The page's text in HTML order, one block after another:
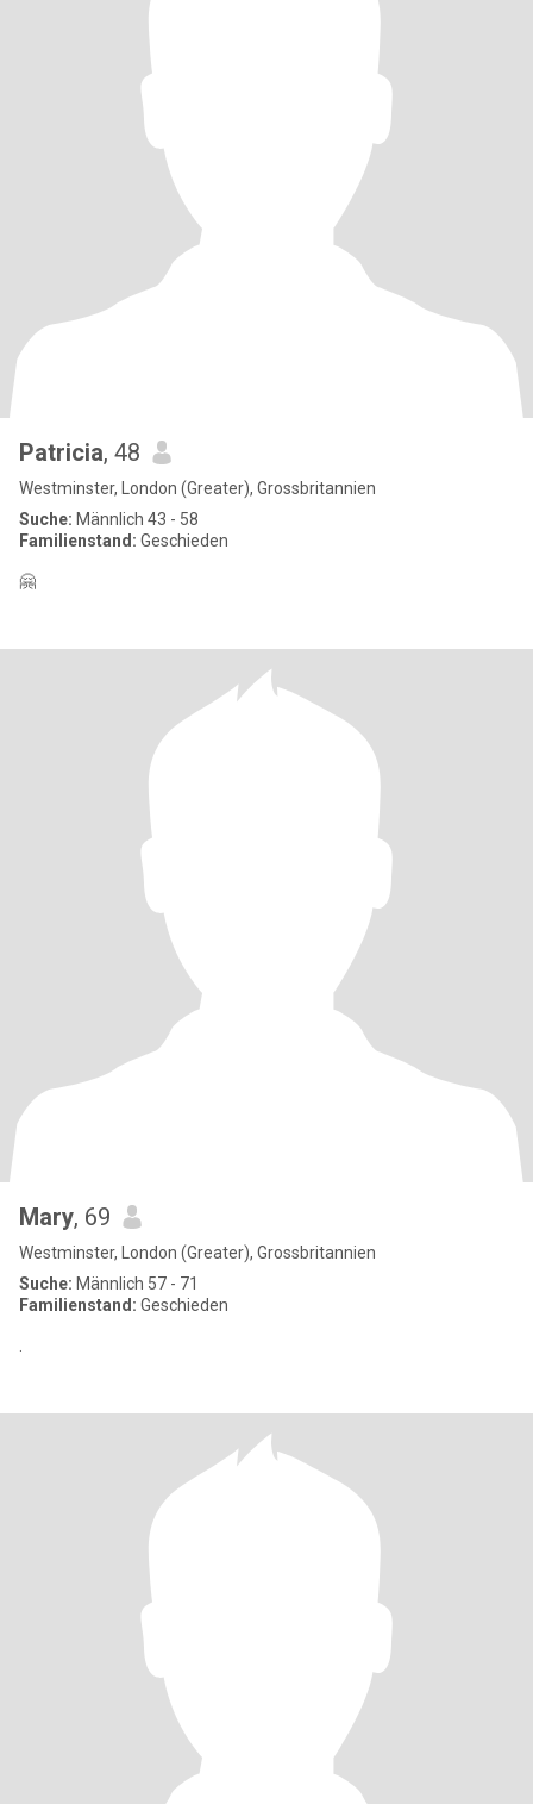
Patricia, 48
Westminster, London (Greater), Grossbritannien
Suche: Männlich 43 - 58
Familienstand: Geschieden
🤗
Mary, 69
Westminster, London (Greater), Grossbritannien
Suche: Männlich 57 - 71
Familienstand: Geschieden